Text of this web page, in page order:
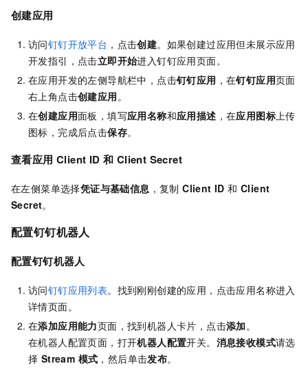
创建应用
访问钉钉开放平台 ，点击创建。如果创建过应用但未展示应用
开发指引，点击立即开始进入钉钉应用页面。
在应用开发的左侧导航栏中，点击钉钉应用 ，在钉钉应用页面
右上角点击创建应用。
在创建应用面板，填写应用名称和应用描述 ，在应用图标上传
图标，完成后点击保存。
查看应用 Client ID 和 Client Secret
在左侧菜单选择凭证与基础信息 ，复制Client ID 和Client
Secret。
配置钉钉机器人
配置钉钉机器人
访问钉钉应用列表。找到刚刚创建的应用，点击应用名称进入
详情页面。
在添加应用能力页面，找到机器人卡片，点击添加 。
在机器人配置页面，打开机器人配置开关。 消息接收模式请选
择 Stream 模式 ，然后单击发布。